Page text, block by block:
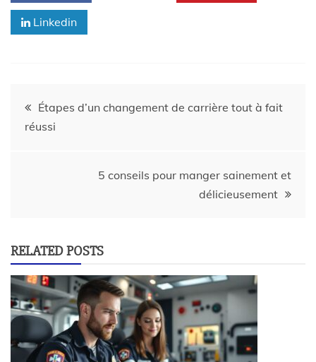
Linkedin
Étapes d’un changement de carrière tout à fait
réussi
5 conseils pour manger sainement et
délicieusement
RELATED POSTS